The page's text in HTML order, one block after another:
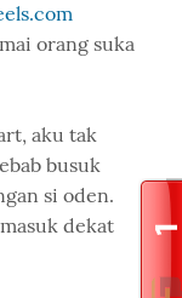
orang suka
aku tak
busuk
si oden.
dekat